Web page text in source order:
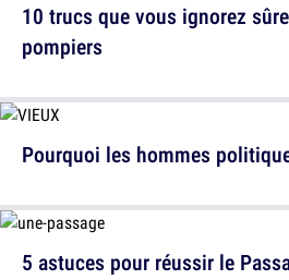
10 trucs que vous ignorez
pompiers
5 astuces pour réussir le
Pourquoi les hommes